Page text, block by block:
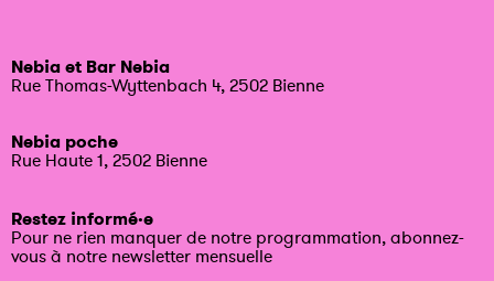
Nebia et Bar Nebia
Rue Thomas-Wyttenbach 4, 2502 Bienne
Nebia poche
Rue Haute 1, 2502 Bienne
Restez informé·e
Pour ne rien manquer de notre programmation, abonnez-
vous à notre newsletter mensuelle